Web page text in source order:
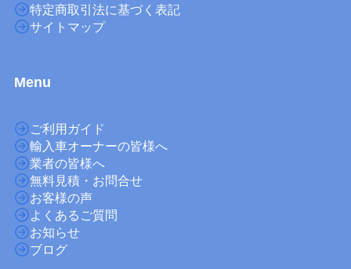
特定商取引法に基づく表記
サイトマップ
Menu
ご利用ガイド
輸入車オーナーの皆様へ
業者の皆様へ
無料見積・お問合せ
お客様の声
よくあるご質問
お知らせ
ブログ